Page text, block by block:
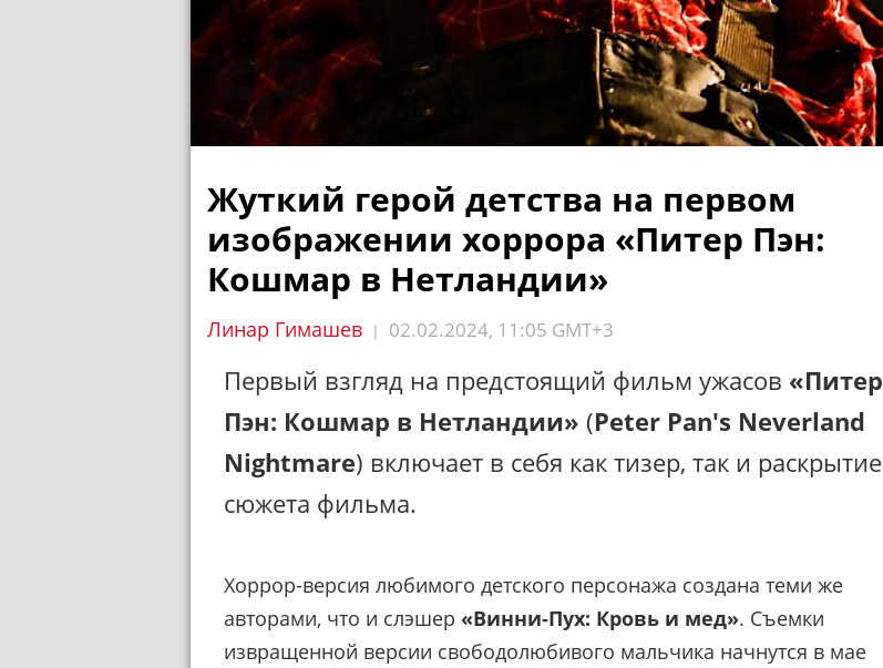
Жуткий герой детства на первом
изображении хоррора «Питер Пэн:
Кошмар в Нетландии»
Линар Гимашев | 02.02.2024, 11:05 GMT+3
Первый взгляд на предстоящий фильм ужасов «Питер
Пэн: Кошмар в Нетландии» (Peter Pan's Neverland
Nightmare) включает в себя как тизер, так и раскрытие
сюжета фильма.
Хоррор-версия любимого детского персонажа создана теми же
авторами, что и слэшер «Винни-Пух: Кровь и мед». Съемки
извращенной версии свободолюбивого мальчика начнутся в мае